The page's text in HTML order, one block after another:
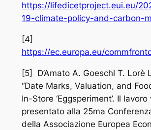
https://lifedicetproject.eui.eu/
19-climate-policy-and-carbon-
[4]
https://ec.europa.eu/
[5] D’Amato A. Goeschl T. Lorè
“Date Marks, Valuation, and
In-Store ‘Eggsperiment’. Il lavoro
presentato alla 25ma
della Associazione Europea